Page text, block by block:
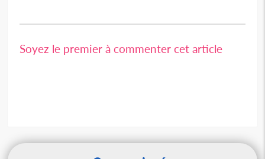
Soyez le premier à commenter cet article